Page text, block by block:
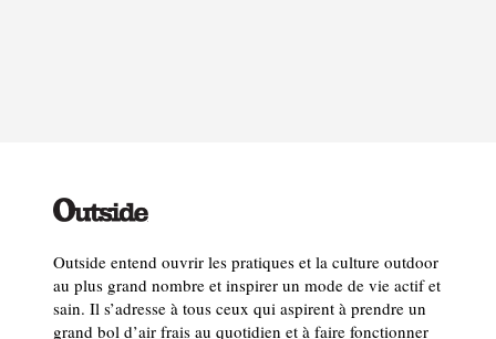
Outside entend ouvrir les pratiques et la culture outdoor
au plus grand nombre et inspirer un mode de vie actif et
sain. Il s’adresse à tous ceux qui aspirent à prendre un
grand bol d’air frais au quotidien et à faire fonctionner